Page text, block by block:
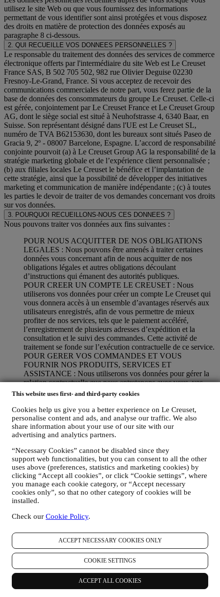
This website uses first- and third-party cookies
Cookies help us give you a better experience on Le Creuset,
personalise content and ads, and analyse our traffic. We also
share information about your use of our site with our
advertising and analytics partners.
“Necessary Cookies” cannot be disabled since they
support web functionalities, but you can consent to all the other
uses above (preferences, statistics and marketing cookies) by
clicking “Accept all cookies”, or click “Cookie settings”, where
you manage each cookie category, or “Accept necessary
cookies only”, so that no other category of cookies will be
installed.
Check our Cookie Policy.
ACCEPT NECESSARY COOKIES ONLY
COOKIE SETTINGS
ACCEPT ALL COOKIES
utilisez le site Web ou que vous fournissez des informations
permettant de vous identifier sont ainsi protégées et vous disposez
des droits en matière de protection des données exposés au
paragraphe 8 ci-dessous.
2. QUI RECUEILLE VOS DONNEES PERSONNELLES ?
Le responsable du traitement des données des services de commerce
électronique offerts par l'intermédiaire du site Web est Le Creuset
France SAS, B 502 705 502, 982 rue Olivier Deguise 02230
Fresnoy-Le-Grand, France. Si vous acceptez de recevoir des
communications commerciales de notre part, vous ferez partie de la
base de données des consommateurs du groupe Le Creuset. Celle-ci
est gérée, conjointement par Le Creuset France et Le Creuset Group
AG, dont le siège social est situé à Neuhofstrasse 4, 6340 Baar, en
Suisse. Son représentant désigné dans l'UE est Le Creuset SL,
numéro de TVA B62153630, dont les bureaux sont situés Paseo de
Gracia 9, 2º - 08007 Barcelone, Espagne. L’accord de responsabilité
conjointe pourvoit (a) à Le Creuset Group AG la responsabilité de la
stratégie marketing globale et de l’expérience client personnalisée ;
(b) aux filiales locales Le Creuset le bénéfice et l’implantation de
cette stratégie, ainsi que la possibilité de développer des initiatives
marketing et communication de manière indépendante ; (c) à toutes
les parties le devoir de traiter de vos demandes concernant vos droits
sur vos données.
3. POURQUOI RECUEILLONS-NOUS CES DONNEES ?
Nous pouvons traiter vos données aux fins suivantes :
POUR NOUS ACQUITTER DE NOS OBLIGATIONS
LEGALES : Nous pouvons être amenés à traiter certaines
données vous concernant afin de nous acquitter de nos
obligations légales et autres obligations découlant
d’instructions qui émanent des autorités publiques.
POUR CREER UN COMPTE LE CREUSET : Nous
utiliserons vos données pour créer un compte Le Creuset qui
vous donnera accès à un ensemble d’avantages réservés aux
utilisateurs enregistrés, afin de vous permettre de mieux
profiter de nos services, tels que le paiement accéléré,
l’enregistrement de plusieurs adresses d’expédition et la
consultation et le suivi des commandes. Cette activité de
traitement se fonde sur l’exécution contractuelle de ce service.
POUR GERER VOS COMMANDES ET VOUS
FOURNIR NOS PRODUITS, SERVICES ET
ASSISTANCE : Nous utiliserons vos données pour gérer la
relation contractuelle que nous entretenons avec vous, vos
achats de produits sur le site Web et en boutique Le Creuset,
votre utilisation du site Web, tout recours ultérieur au service
après-vente, ou votre participation à des concours. Nous
pouvons être amenés à traiter certaines données vous
concernant à des fins administratives liées à la relation
contractuelle que nous entretenons avec vous, y compris la
de paiement, la détection des fraudes, la sécurité, la sûreté,
l’essai des systèmes, la maintenance, l’analyse statistique, etc.
Occasionnellement, il se peut que nous ayons besoin de vous
contacter pour des raisons administratives ou opérationnelles.
Par exemple, pour vous envoyer la confirmation de votre
achat. Nous utiliserons également vos données pour répondre
notre site Web ou d’autres canaux. Cette activité de traitement
commerce en ligne. Nous pouvons traiter vos données en
fonction de notre intérêt légitime (dûment équilibré avec vos
droits et libertés) pour vous envoyer des e-mails de suivi dans
le cas où vous auriez ajouté des articles dans votre panier sans
finaliser votre achat en ligne. Si vous ne finalisez pas l'achat
dans un certain délai, aucune autre communication de suivi ne